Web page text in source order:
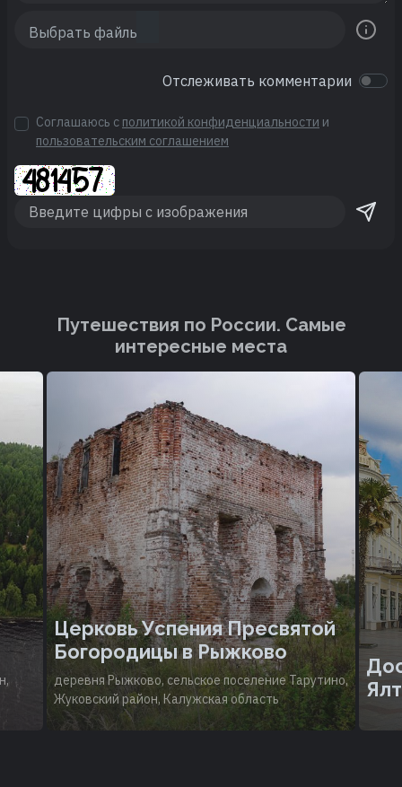
Отслеживать комментарии
Соглашаюсь с политикой конфиденциальности и
пользовательским соглашением
Путешествия по России. Cамые
интересные места
Церковь Успения Пресвятой
Богородицы в Рыжково
деревня Рыжково, сельское поселение Тарутино,
Жуковский район, Калужская область